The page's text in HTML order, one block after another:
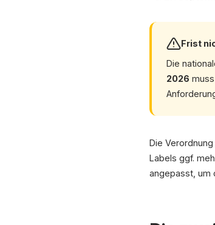
Frist
Die
2026
Die
Labels ggf.
angepasst, um